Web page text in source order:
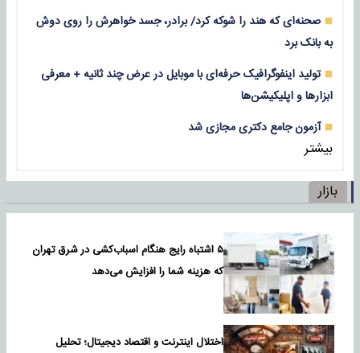
صحنه‌ای که هند را شوکه کرد/ برادر، جسد خواهرش را روی دوش
به بانک برد
تولید اینفوگرافیک حرفه‌ای با موبایل در عرض چند ثانیه + معرفی
ابزارها و اپلیکیشن‌ها
آزمون جامع دکتری مجازی شد
بیشتر
بازار
۵ اشتباه رایج هنگام اسباب‌کشی در شرق تهران
که هزینه شما را افزایش می‌دهد
اختلال اینترنت و اقتصاد دیجیتال؛ تحلیل